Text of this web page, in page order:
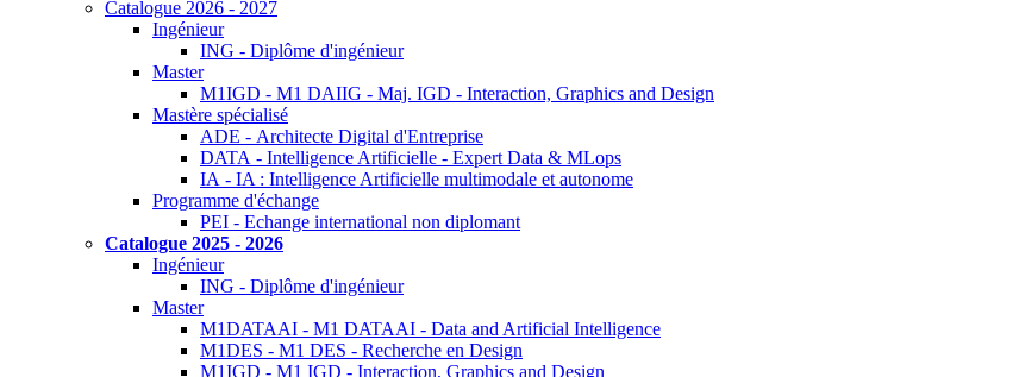
Catalogue 2026 - 2027
Ingénieur
ING - Diplôme d'ingénieur
Master
M1IGD - M1 DAIIG - Maj. IGD - Interaction, Graphics and Design
Mastère spécialisé
ADE - Architecte Digital d'Entreprise
DATA - Intelligence Artificielle - Expert Data & MLops
IA - IA : Intelligence Artificielle multimodale et autonome
Programme d'échange
PEI - Echange international non diplomant
Catalogue 2025 - 2026
Ingénieur
ING - Diplôme d'ingénieur
Master
M1DATAAI - M1 DATAAI - Data and Artificial Intelligence
M1DES - M1 DES - Recherche en Design
M1IGD - M1 IGD - Interaction, Graphics and Design